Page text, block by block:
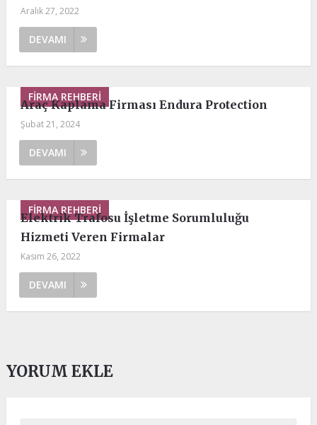
Aralık 27, 2022
DEVAMI
FIRMA REHBERI
Araç Kaplama Firması Endura Protection
Şubat 21, 2024
DEVAMI
FIRMA REHBERI
Elektrik Trafosu İşletme Sorumluluğu
Hizmeti Veren Firmalar
Kasım 26, 2022
DEVAMI
YORUM EKLE